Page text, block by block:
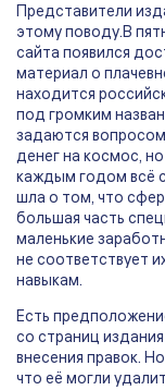
Представители
этому поводу.В
сайта появился
материал о
находится
под громким
задаются
денег на космос,
каждым годом всё
шла о том, что
большая часть
маленькие
не соответствует
навыкам.
Есть
со страниц
внесения правок.
что её могли